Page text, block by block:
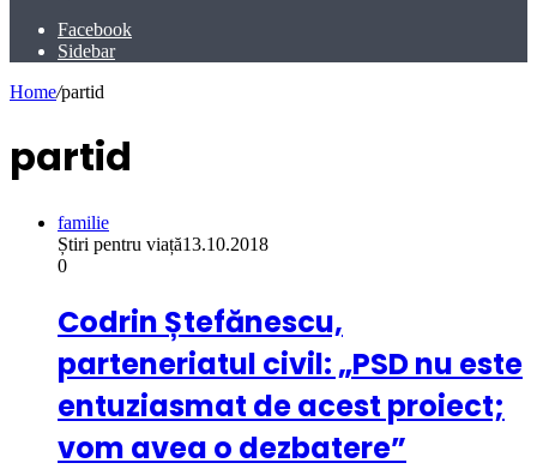
Facebook
Sidebar
Home/partid
partid
familie
Știri pentru viață13.10.2018
0
Codrin Ștefănescu,
parteneriatul civil: „PSD nu este
entuziasmat de acest proiect;
vom avea o dezbatere”